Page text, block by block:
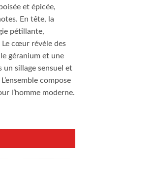
et épicée,
En tête, la
pétillante,
Le cœur révèle des
géranium et une
un sillage sensuel et
compose
l’homme moderne.